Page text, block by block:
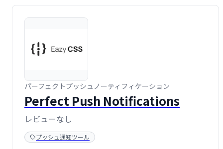
パーフェクトプッシュノーティフィケーション
Perfect Push Notifications
レビューなし
プッシュ通知ツール